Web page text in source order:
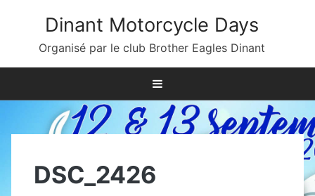
Dinant Motorcycle Days
Organisé par le club Brother Eagles Dinant
DSC_2426